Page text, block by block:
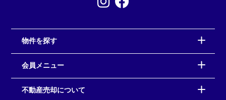
物件を探す
会員メニュー
不動産売却について